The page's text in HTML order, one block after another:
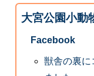
大宮公園小動
Facebook
獣舎の裏に